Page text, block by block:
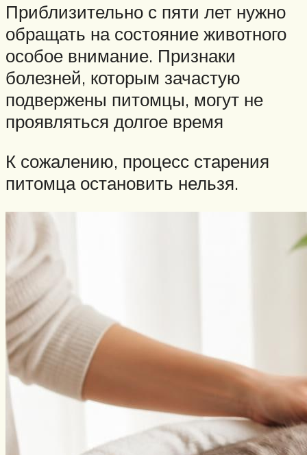
Приблизительно с пяти лет нужно
обращать на состояние животного
особое внимание. Признаки
болезней, которым зачастую
подвержены питомцы, могут не
проявляться долгое время
К сожалению, процесс старения
питомца остановить нельзя.